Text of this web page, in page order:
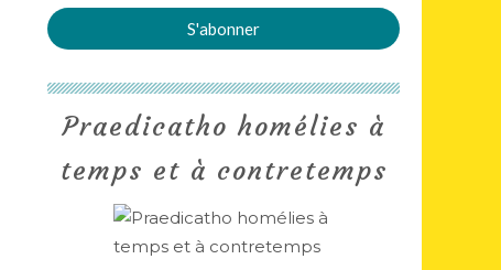
Praedicatho homélies à
temps et à contretemps